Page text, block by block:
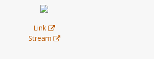
Link
Stream